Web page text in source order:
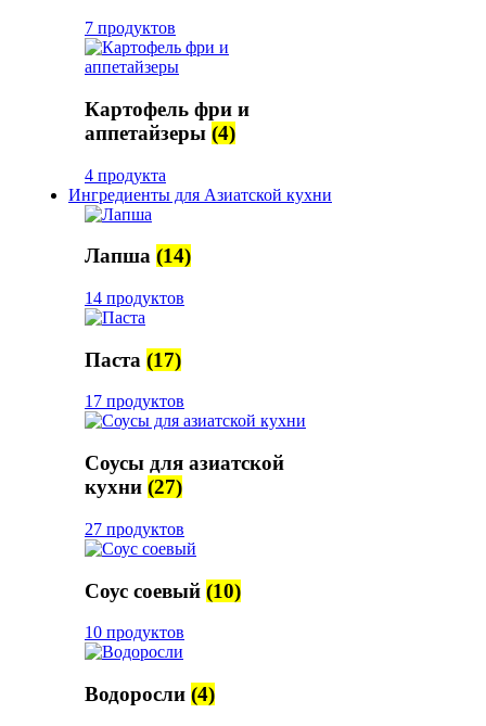
7 продуктов
Картофель фри и
аппетайзеры (4)
4 продукта
Ингредиенты для Азиатской кухни
Лапша (14)
14 продуктов
Паста (17)
17 продуктов
Соусы для азиатской
кухни (27)
27 продуктов
Соус соевый (10)
10 продуктов
Водоросли (4)